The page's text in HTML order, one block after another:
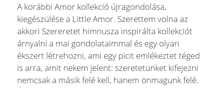
A korábbi Amor kollekció újragondolása,
kiegészülése a Little Amor. Szerettem volna az
akkori Szereretet himnusza inspirálta kollekciót
árnyalni a mai gondolataimmal és egy olyan
ékszert létrehozni, ami egy picit emlékeztet téged
is arra, amit nekem jelent: szeretetünket kifejezni
nemcsak a másik felé kell, hanem önmagunk felé.